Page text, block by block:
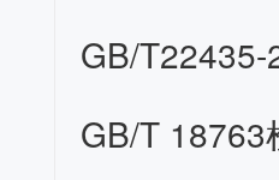
GB/
GB/T 18763